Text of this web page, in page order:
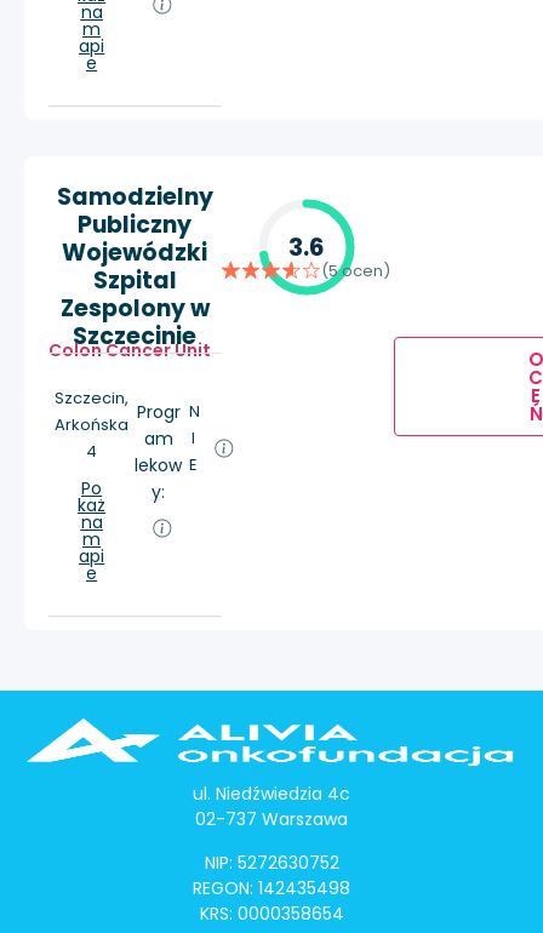
na
m
api
e
Samodzielny
Publiczny
Wojewódzki
Szpital
Zespolony w
Szczecinie
Colon Cancer Unit
Szczecin,
Arkońska
4
Po
każ
na
m
api
e
Progr
am
lekow
y:
N
I
E
3.6
(5 ocen)
O
C
E
Ń
ul. Niedźwiedzia 4c
02-737 Warszawa
NIP: 5272630752
REGON: 142435498
KRS: 0000358654